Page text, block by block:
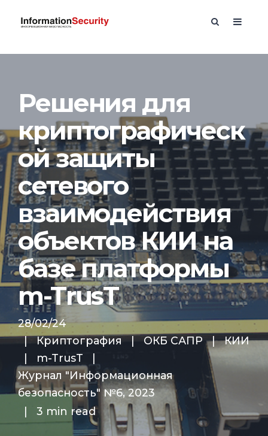
Решения для
криптографическ
ой защиты
сетевого
взаимодействия
объектов КИИ на
базе платформы
m-TrusT
28/02/24
|
Криптография | ОКБ САПР |
КИИ
m-TrusT
Журнал "Информационная
безопасность" №6, 2023
|
3 min read